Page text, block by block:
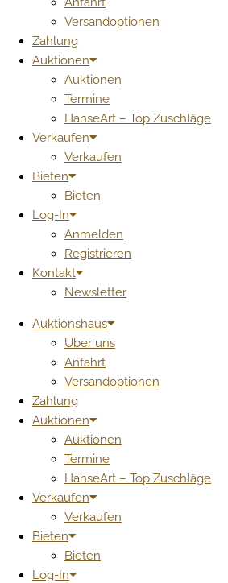
Versandoptionen
Zahlung
Auktionen
Auktionen
Termine
HanseArt – Top Zuschläge
Verkaufen
Verkaufen
Bieten
Bieten
Log-In
Anmelden
Registrieren
Kontakt
Newsletter
Auktionshaus
Über uns
Anfahrt
Versandoptionen
Zahlung
Auktionen
Auktionen
Termine
HanseArt – Top Zuschläge
Verkaufen
Verkaufen
Bieten
Bieten
Log-In